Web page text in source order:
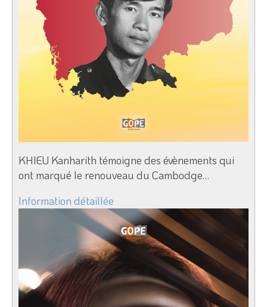
KHIEU Kanharith témoigne des évènements qui
ont marqué le renouveau du Cambodge…
Information détaillée